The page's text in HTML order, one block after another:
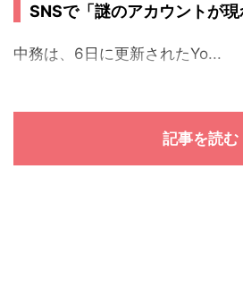
SNSで「謎のアカウントが現
中務は、6日に更新されたYo...
記事を読む